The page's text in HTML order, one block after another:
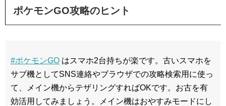
ポケモンGO攻略のヒント
#ポケモンGO はスマホ2台持ちが楽です。古いスマホを
サブ機としてSNS連絡やブラウザでの攻略検索用に使っ
て、メイン機からテザリングすればOKです。お古を有
効活用してみましょう。メイン機はおやすみモードにし